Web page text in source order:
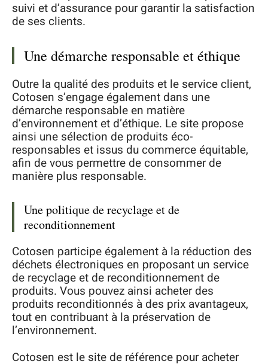
suivi et d’assurance pour garantir la satisfaction
de ses clients.
Une démarche responsable et éthique
Outre la qualité des produits et le service client,
Cotosen s’engage également dans une
démarche responsable en matière
d’environnement et d’éthique. Le site propose
ainsi une sélection de produits éco-
responsables et issus du commerce équitable,
afin de vous permettre de consommer de
manière plus responsable.
Une politique de recyclage et de
reconditionnement
Cotosen participe également à la réduction des
déchets électroniques en proposant un service
de recyclage et de reconditionnement de
produits. Vous pouvez ainsi acheter des
produits reconditionnés à des prix avantageux,
tout en contribuant à la préservation de
l’environnement.
Cotosen est le site de référence pour acheter